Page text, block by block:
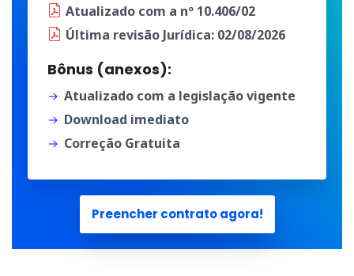
Atualizado com a nº 10.406/02
Última revisão Jurídica: 02/08/2026
Bônus (anexos):
Atualizado com a legislação vigente
Download imediato
Correção Gratuita
Preencher contrato agora!